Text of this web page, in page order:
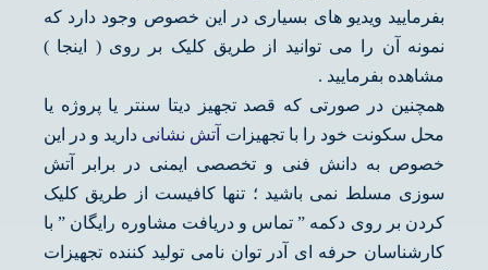
بفرمایید ویدیو های بسیاری در این خصوص وجود دارد که
نمونه آن را می توانید از طریق کلیک بر روی ( اینجا )
مشاهده بفرمایید .
همچنین در صورتی که قصد تجهیز دیتا سنتر یا پروژه یا
محل سکونت خود را با تجهیزات آتش نشانی دارید و در این
خصوص به دانش فنی و تخصصی ایمنی در برابر آتش
سوزی مسلط نمی باشید ؛ تنها کافیست از طریق کلیک
کردن بر روی دکمه ” تماس و دریافت مشاوره رایگان ” با
کارشناسان حرفه ای آدر توان نامی تولید کننده تجهیزات